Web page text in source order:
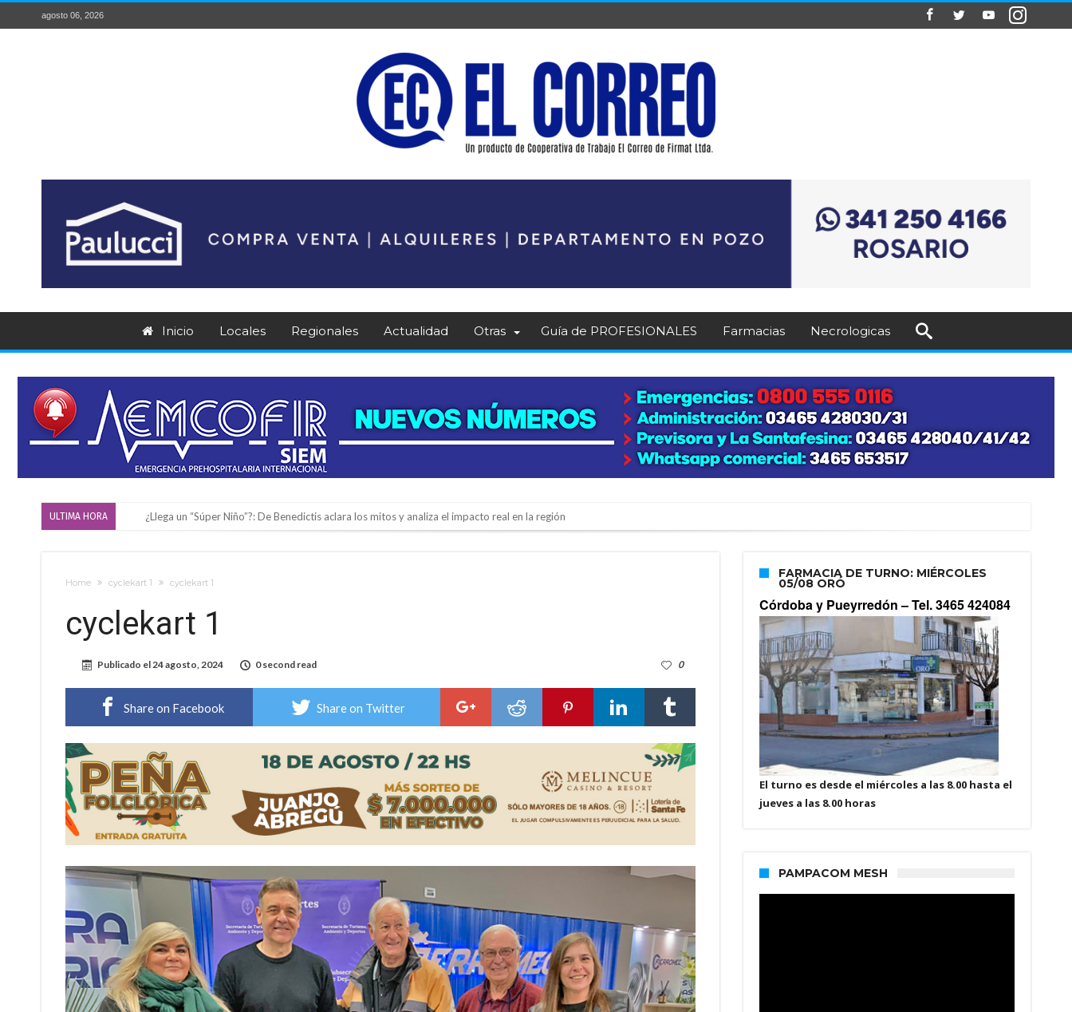
agosto 06, 2026
Inicio Locales Regionales Actualidad Otras Guía de PROFESIONALES Farmacias Necrologicas
ULTIMA HORA ¿Llega un “Súper Niño”?: De Benedictis aclara los mitos y analiza el impacto real en la región
Elortondo: avanza el plan de pavimentación con la licitación de cinco nuevas cuadras
Comienza una mesa de lectura sobre literatura japonesa en la Biblioteca Popular Nosotros
Roxana Carabajal dejó su huella en la peña de Casino Melincué
Home cyclekart 1 cyclekart 1
cyclekart 1
Publicado el24 agosto, 2024 0 second read 0
Share on Facebook Share on Twitter
FARMACIA DE TURNO: MIÉRCOLES
05/08 ORÓ
Córdoba y Pueyrredón –Tel. 3465 424084
El turno es desde el miércoles a las 8.00 hasta el
jueves a las 8.00 horas
PAMPACOM MESH